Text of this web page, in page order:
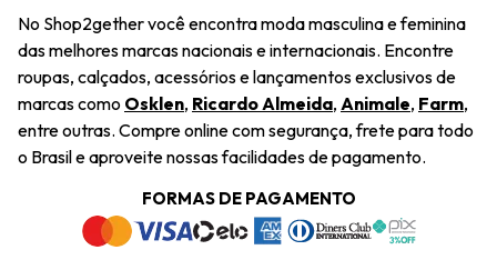
Saiu na Mídia
Sustentabilidade
Navegando
Termos e Condições
Regulamento e Promoções
Wishlist
Troca Fácil
Restituição de Pagamento
Dúvidas Frequentes
Termos e Condições
Política de Privacidade
No Shop2gether você encontra moda masculina e feminina
das melhores marcas nacionais e internacionais. Encontre
roupas, calçados, acessórios e lançamentos exclusivos de
marcas como Osklen, Ricardo Almeida, Animale, Farm,
entre outras. Compre online com segurança, frete para todo
o Brasil e aproveite nossas facilidades de pagamento.
FORMAS DE PAGAMENTO